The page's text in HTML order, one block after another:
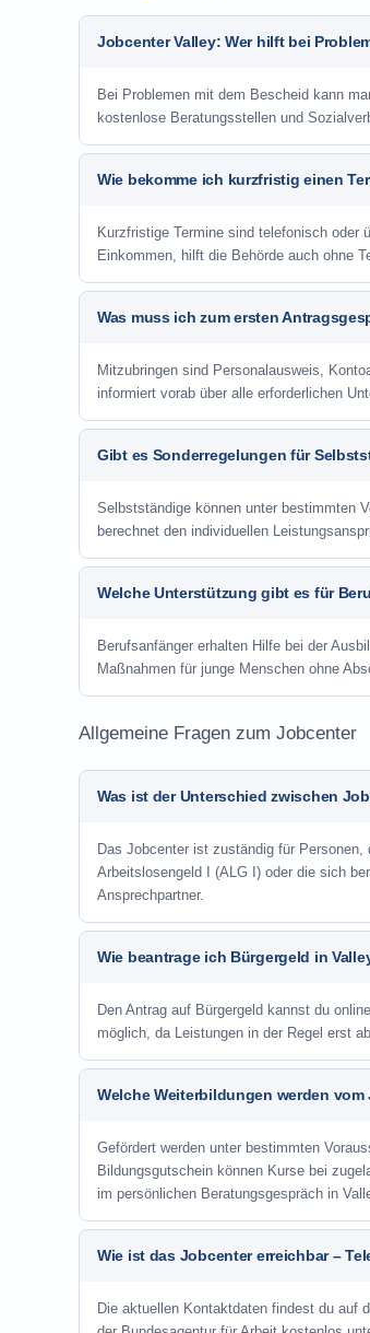
Jobcenter Valley: Wer hilft bei
Bei Problemen mit dem Bescheid kann
kostenlose Beratungsstellen und
Wie bekomme ich kurzfristig einen
Kurzfristige Termine sind telefonisch oder
Einkommen, hilft die Behörde auch ohne
Was muss ich zum ersten
Mitzubringen sind Personalausweis,
informiert vorab über alle erforderlichen
Gibt es Sonderregelungen für
Selbstständige können unter bestimmten
berechnet den individuellen
Welche Unterstützung gibt es für
Berufsanfänger erhalten Hilfe bei der
Maßnahmen für junge Menschen ohne
Allgemeine Fragen zum Jobcenter
Was ist der Unterschied zwischen
Das Jobcenter ist zuständig für
Arbeitslosengeld I (ALG I) oder die sich
Ansprechpartner.
Wie beantrage ich Bürgergeld in
Den Antrag auf Bürgergeld kannst du
möglich, da Leistungen in der Regel erst
Welche Weiterbildungen werden
Gefördert werden unter bestimmten
Bildungsgutschein können Kurse bei
im persönlichen Beratungsgespräch in
Wie ist das Jobcenter erreichbar –
Die aktuellen Kontaktdaten findest du auf